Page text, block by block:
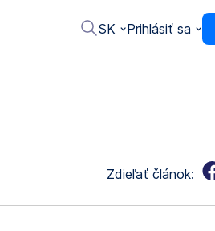
SK Prihlásiť sa
Zdieľať článok: